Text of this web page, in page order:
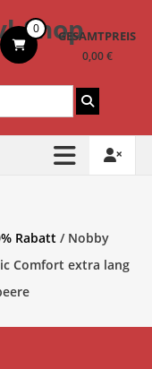
Shop
0 GESAMTPREIS
0,00 €
Rabatt / Nobby
Comfort extra lang